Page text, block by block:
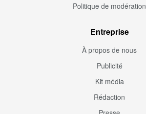
Politique de modération
Entreprise
À propos de nous
Publicité
Kit média
Rédaction